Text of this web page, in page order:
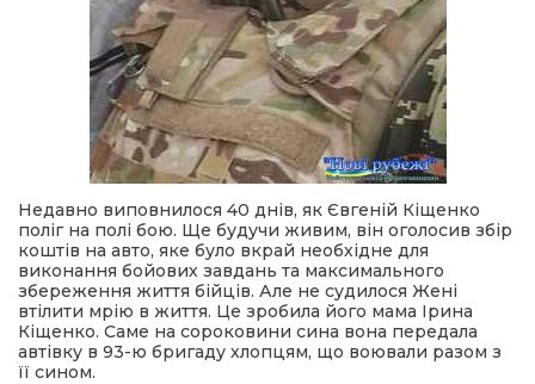
Недавно виповнилося 40 днів, як Євгеній Кіщенко
поліг на полі бою. Ще будучи живим, він оголосив збір
коштів на авто, яке було вкрай необхідне для
виконання бойових завдань та максимального
збереження життя бійців. Але не судилося Жені
втілити мрію в життя. Це зробила його мама Ірина
Кіщенко. Саме на сороковини сина вона передала
автівку в 93-ю бригаду хлопцям, що воювали разом з
її сином.